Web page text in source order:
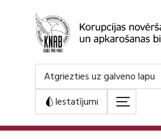
Atgriezties uz galveno lapu
Iestatījumi